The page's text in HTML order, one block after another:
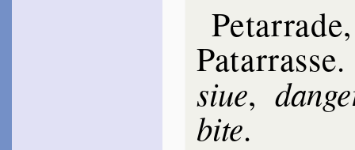
Petar­rade
Pa­tar­rasse
siue,
bite.